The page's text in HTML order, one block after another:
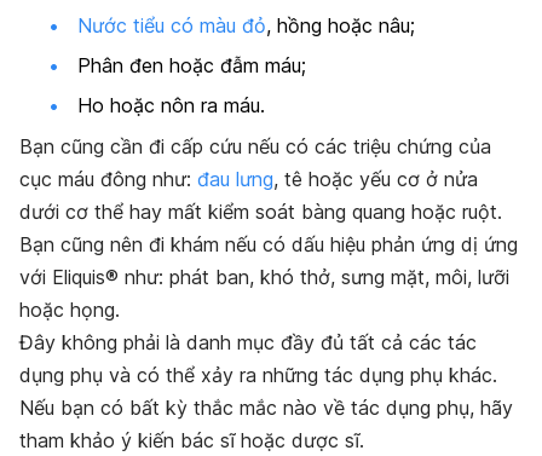
Nước tiểu có màu đỏ, hồng hoặc nâu;
Phân đen hoặc đẫm máu;
Ho hoặc nôn ra máu.
Bạn cũng cần đi cấp cứu nếu có các triệu chứng của
cục máu đông như: đau lưng, tê hoặc yếu cơ ở nửa
dưới cơ thể hay mất kiểm soát bàng quang hoặc ruột.
Bạn cũng nên đi khám nếu có dấu hiệu phản ứng dị ứng
với Eliquis® như: phát ban, khó thở, sưng mặt, môi, lưỡi
hoặc họng.
Đây không phải là danh mục đầy đủ tất cả các tác
dụng phụ và có thể xảy ra những tác dụng phụ khác.
Nếu bạn có bất kỳ thắc mắc nào về tác dụng phụ, hãy
tham khảo ý kiến bác sĩ hoặc dược sĩ.